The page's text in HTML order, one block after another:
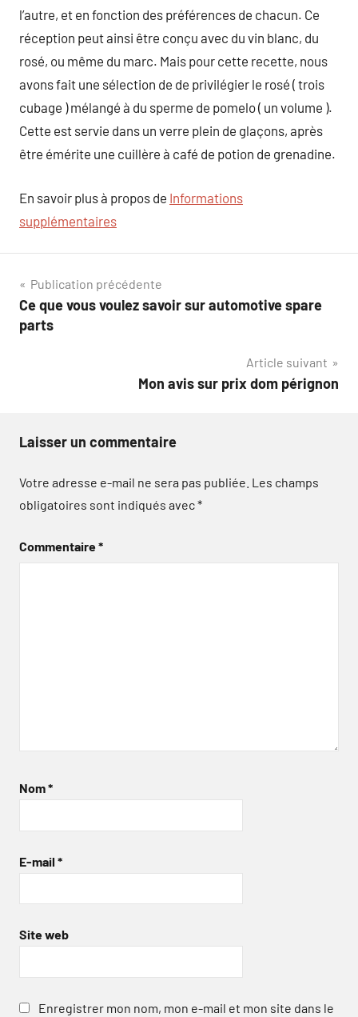
l’autre, et en fonction des préférences de chacun. Ce
réception peut ainsi être conçu avec du vin blanc, du
rosé, ou même du marc. Mais pour cette recette, nous
avons fait une sélection de de privilégier le rosé ( trois
cubage ) mélangé à du sperme de pomelo ( un volume ).
Cette est servie dans un verre plein de glaçons, après
être émérite une cuillère à café de potion de grenadine.
En savoir plus à propos de Informations
supplémentaires
Navigation
de
Publication précédente
Ce que vous voulez savoir sur automotive spare
parts
Article suivant
Mon avis sur prix dom pérignon
Laisser un commentaire
Votre adresse e-mail ne sera pas publiée. Les champs
obligatoires sont indiqués avec*
Commentaire*
Nom*
E-mail *
Site web
Enregistrer mon nom, mon e-mail et mon site dans le